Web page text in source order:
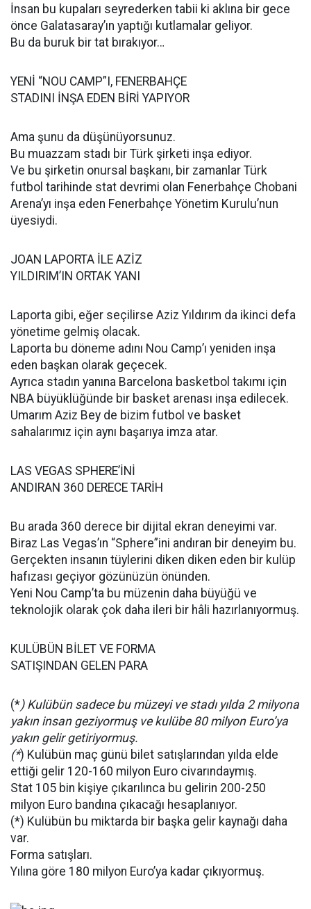
İnsan bu kupaları seyrederken tabii ki aklına bir gece
önce Galatasaray’ın yaptığı kutlamalar geliyor.
Bu da buruk bir tat bırakıyor…
YENİ “NOU CAMP”I, FENERBAHÇE
STADINI İNŞA EDEN BİRİ YAPIYOR
Ama şunu da düşünüyorsunuz.
Bu muazzam stadı bir Türk şirketi inşa ediyor.
Ve bu şirketin onursal başkanı, bir zamanlar Türk
futbol tarihinde stat devrimi olan Fenerbahçe Chobani
Arena’yı inşa eden Fenerbahçe Yönetim Kurulu’nun
üyesiydi.
JOAN LAPORTA İLE AZİZ
YILDIRIM’IN ORTAK YANI
Laporta gibi, eğer seçilirse Aziz Yıldırım da ikinci defa
yönetime gelmiş olacak.
Laporta bu döneme adını Nou Camp’ı yeniden inşa
eden başkan olarak geçecek.
Ayrıca stadın yanına Barcelona basketbol takımı için
NBA büyüklüğünde bir basket arenası inşa edilecek.
Umarım Aziz Bey de bizim futbol ve basket
sahalarımız için aynı başarıya imza atar.
LAS VEGAS SPHERE’İNİ
ANDIRAN 360 DERECE TARİH
Bu arada 360 derece bir dijital ekran deneyimi var.
Biraz Las Vegas’ın “Sphere”ini andıran bir deneyim bu.
Gerçekten insanın tüylerini diken diken eden bir kulüp
hafızası geçiyor gözünüzün önünden.
Yeni Nou Camp’ta bu müzenin daha büyüğü ve
teknolojik olarak çok daha ileri bir hâli hazırlanıyormuş.
KULÜBÜN BİLET VE FORMA
SATIŞINDAN GELEN PARA
(*) Kulübün sadece bu müzeyi ve stadı yılda 2 milyona
yakın insan geziyormuş ve kulübe 80 milyon Euro’ya
yakın gelir getiriyormuş.
(*) Kulübün maç günü bilet satışlarından yılda elde
ettiği gelir 120-160 milyon Euro civarındaymış.
Stat 105 bin kişiye çıkarılınca bu gelirin 200-250
milyon Euro bandına çıkacağı hesaplanıyor.
(*) Kulübün bu miktarda bir başka gelir kaynağı daha
var.
Forma satışları.
Yılına göre 180 milyon Euro’ya kadar çıkıyormuş.